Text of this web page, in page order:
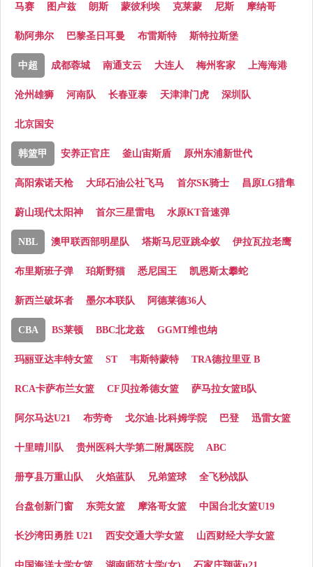
马赛 图卢兹 朗斯 蒙彼利埃 克莱蒙 尼斯 摩纳哥
勒阿弗尔 巴黎圣日耳曼 布雷斯特 斯特拉斯堡
中超 成都蓉城 南通支云 大连人 梅州客家 上海海港
沧州雄狮 河南队 长春亚泰 天津津门虎 深圳队
北京国安
韩篮甲 安养正官庄 釜山宙斯盾 原州东浦新世代
高阳索诺天枪 大邱石油公社飞马 首尔SK骑士 昌原LG猎隼
蔚山现代太阳神 首尔三星雷电 水原KT音速弹
NBL 澳甲联西部明星队 塔斯马尼亚跳伞蚁 伊拉瓦拉老鹰
布里斯班子弹 珀斯野猫 悉尼国王 凯恩斯太攀蛇
新西兰破坏者 墨尔本联队 阿德莱德36人
CBA BS莱顿 BBC北龙兹 GGMT维也纳
玛丽亚达丰特女篮 ST 韦斯特蒙特 TRA德拉里亚 B
RCA卡萨布兰女篮 CF贝拉希德女篮 萨马拉女篮B队
阿尔马达U21 布劳奇 戈尔迪-比科姆学院 巴登 迅雷女篮
十里晴川队 贵州医科大学第二附属医院 ABC
册亨县万重山队 火焰蓝队 兄弟篮球 全飞秒战队
台盘创新门窗 东莞女篮 摩洛哥女篮 中国台北女篮U19
长沙湾田勇胜 U21 西安交通大学女篮 山西财经大学女篮